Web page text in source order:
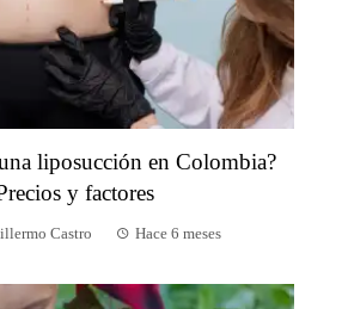
liposucción en Colombia?
y factores
Castro Hace 6 meses